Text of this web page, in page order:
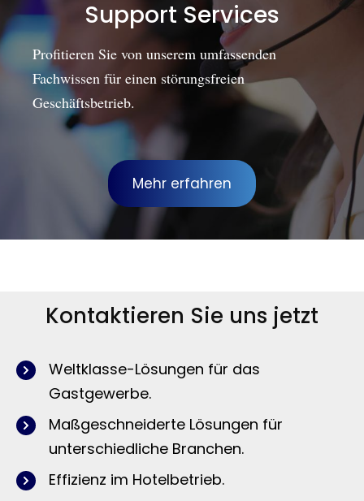
Support Services
Profitieren Sie von unserem umfassenden
Fachwissen für einen störungsfreien
Geschäftsbetrieb.
Mehr erfahren
Kontaktieren Sie uns jetzt
Weltklasse-Lösungen für das
Gastgewerbe.
Maßgeschneiderte Lösungen für
unterschiedliche Branchen.
Effizienz im Hotelbetrieb.